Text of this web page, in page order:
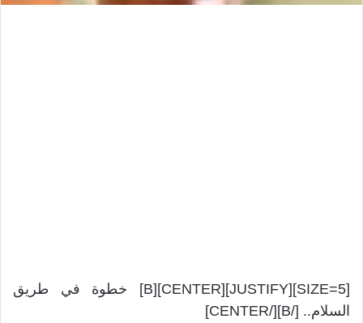
[SIZE=5][JUSTIFY][CENTER][B] خطوة في طريق
السلام.. [/B][/CENTER]